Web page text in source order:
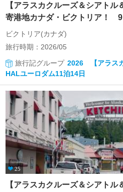
【アラスカクルーズ＆シアト
寄港地カナダ・ビクトリア！ 9
ビクトリア(カナダ)
旅行時期：2026/05
旅行記グループ 2026 【アラスカ
HALユーロダム11泊14日
25
【アラスカクルーズ＆シアト